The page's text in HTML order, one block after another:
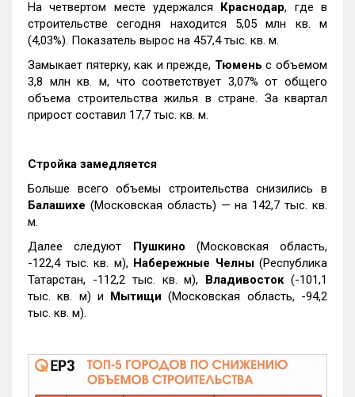
На четвертом месте удержался Краснодар, где в
строительстве сегодня находится 5,05 млн кв. м
(4,03%). Показатель вырос на 457,4 тыс. кв. м.
Замыкает пятерку, как и прежде, Тюмень с объемом
3,8 млн кв. м, что соответствует 3,07% от общего
объема строительства жилья в стране. За квартал
прирост составил 17,7 тыс. кв. м.
Стройка замедляется
Больше всего объемы строительства снизились в
Балашихе (Московская область) — на 142,7 тыс. кв.
м.
Далее следуют Пушкино (Московская область,
-122,4 тыс. кв. м), Набережные Челны(Республика
Татарстан, -112,2 тыс. кв. м), Владивосток(-101,1
тыс. кв. м) и Мытищи (Московская область, -94,2
тыс. кв. м).